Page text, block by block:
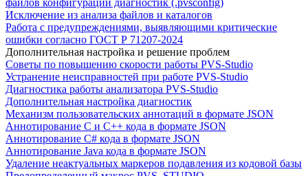
Исключение из анализа файлов и каталогов
Работа с предупреждениями, выявляющими критические
ошибки согласно ГОСТ Р 71207-2024
Дополнительная настройка и решение проблем
Советы по повышению скорости работы PVS-Studio
Устранение неисправностей при работе PVS-Studio
Диагностика работы анализатора PVS-Studio
Дополнительная настройка диагностик
Механизм пользовательских аннотаций в формате JSON
Аннотирование C и C++ кода в формате JSON
Аннотирование C# кода в формате JSON
Аннотирование Java кода в формате JSON
Удаление неактуальных маркеров подавления из кодовой базы